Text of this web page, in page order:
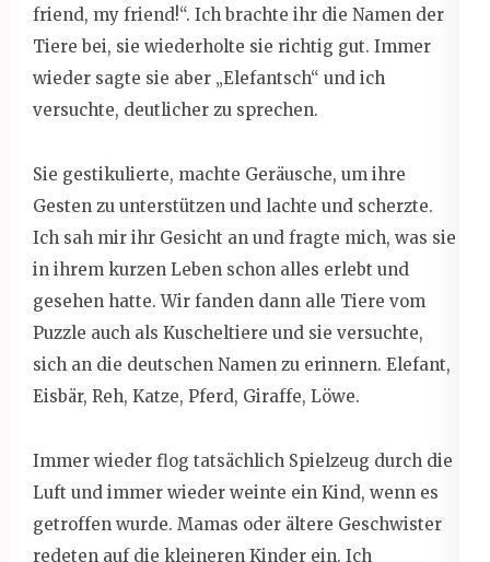
friend, my friend!“. Ich brachte ihr die Namen der
Tiere bei, sie wiederholte sie richtig gut. Immer
wieder sagte sie aber „Elefantsch“ und ich
versuchte, deutlicher zu sprechen.
Sie gestikulierte, machte Geräusche, um ihre
Gesten zu unterstützen und lachte und scherzte.
Ich sah mir ihr Gesicht an und fragte mich, was sie
in ihrem kurzen Leben schon alles erlebt und
gesehen hatte. Wir fanden dann alle Tiere vom
Puzzle auch als Kuscheltiere und sie versuchte,
sich an die deutschen Namen zu erinnern. Elefant,
Eisbär, Reh, Katze, Pferd, Giraffe, Löwe.
Immer wieder flog tatsächlich Spielzeug durch die
Luft und immer wieder weinte ein Kind, wenn es
getroffen wurde. Mamas oder ältere Geschwister
redeten auf die kleineren Kinder ein. Ich